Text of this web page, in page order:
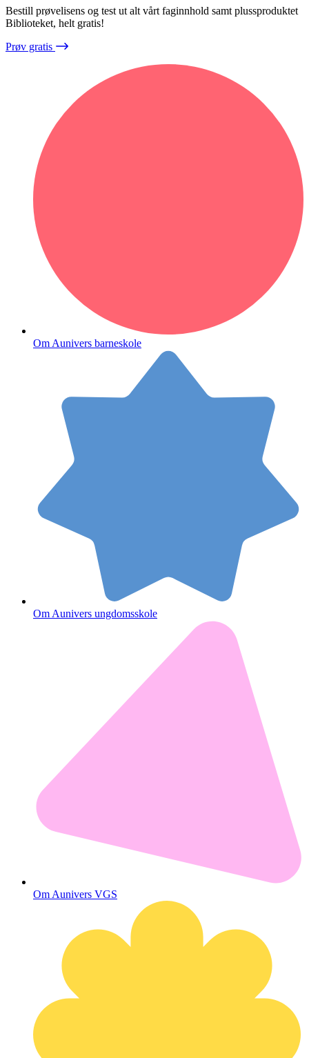
Bestill prøvelisens og test ut alt vårt faginnhold samt plussproduktet
Biblioteket, helt gratis!
Prøv gratis
Om Aunivers barneskole
Om Aunivers ungdomsskole
Om Aunivers VGS